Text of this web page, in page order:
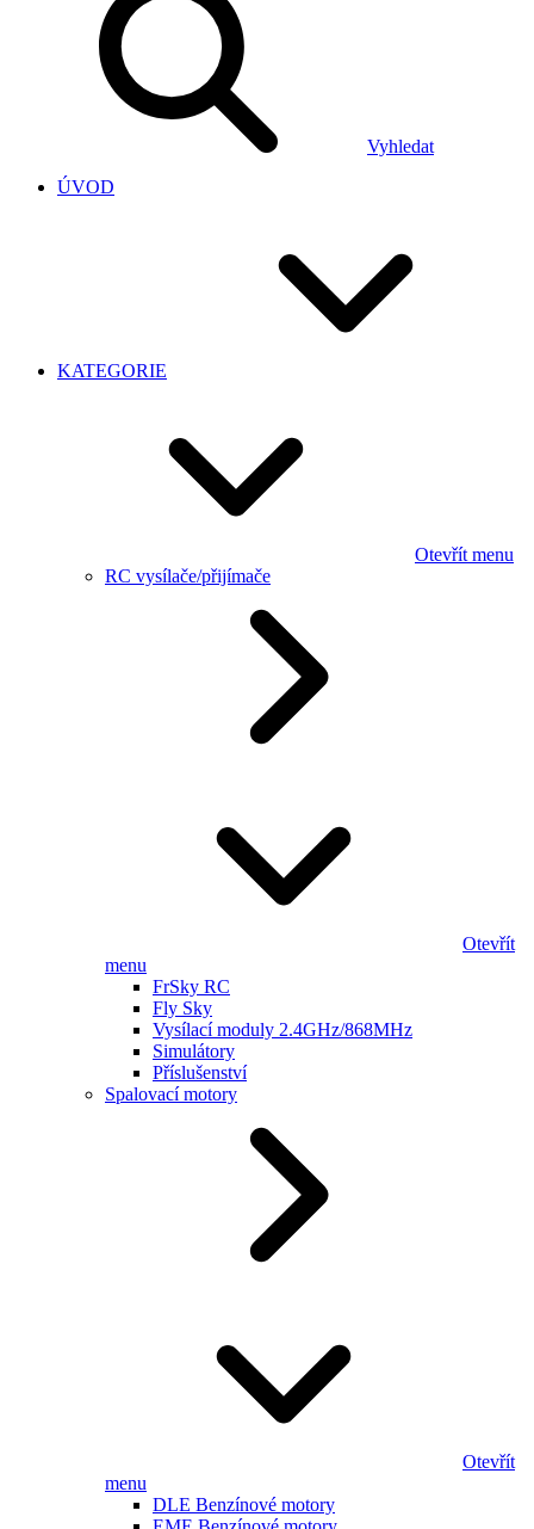
Vyhledat
ÚVOD
KATEGORIE
Otevřít menu
RC vysílače/přijímače
Otevřít
menu
FrSky RC
Fly Sky
Vysílací moduly 2.4GHz/868MHz
Simulátory
Příslušenství
Spalovací motory
Otevřít
menu
DLE Benzínové motory